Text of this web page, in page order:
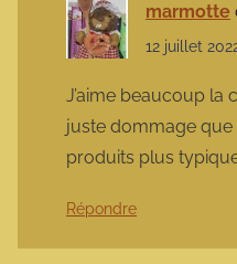
marmotte
12 juillet
J’aime beaucoup la
juste dommage que
produits plus
Répondre